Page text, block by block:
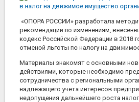
«ОПОРА РОССИИ» разработала
рекомендации по изменениям,
кодекс Российской Федерации в 2018
отменой льготы по налогу на
Материалы знакомят с основными
действиями, которые необходимо
сотрудничества с региональными
надлежащего учета интересов
недопущения дальнейшего роста